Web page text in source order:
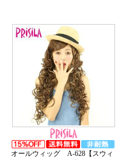
オールウィッグ A-628【スウィ